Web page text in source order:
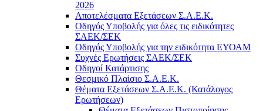
2026
Αποτελέσματα Εξετάσεων Σ.Α.Ε.Κ.
Οδηγός Υποβολής για όλες τις ειδικότητες
ΣΑΕΚ/ΣΕΚ
Οδηγός Υποβολής για την ειδικότητα ΕΥΟΑΜ
Συχνές Ερωτήσεις ΣΑΕΚ/ΣΕΚ
Οδηγοί Κατάρτισης
Θεσμικό Πλαίσιο Σ.Α.Ε.Κ.
Θέματα Εξετάσεων Σ.Α.Ε.Κ. (Κατάλογος
Ερωτήσεων)